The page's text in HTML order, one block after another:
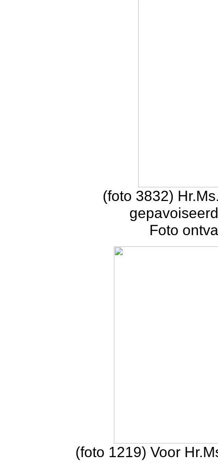
(foto 3832)
Foto
(foto 1219) Voor